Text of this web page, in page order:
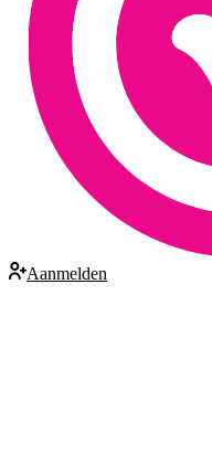
Aanmelden